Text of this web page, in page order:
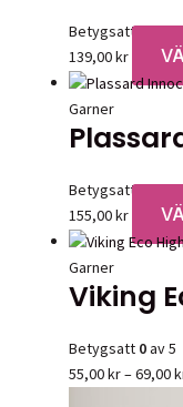
Betygsatt0av 5
139,00kr
Garner
Betygsatt0av 5
155,00kr
Garner
Viking
Betygsatt 0av 5
55,00kr–69,00